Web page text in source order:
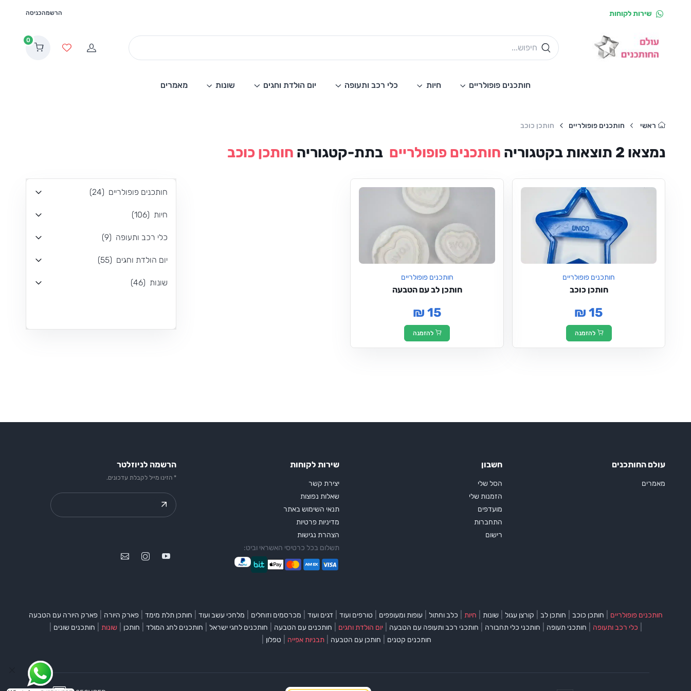
שירות לקוחות הרשמהכניסה
הרשמהמועדפים
0
חותכנים פופולריים חיות כלי רכב ותעופה יום הולדת וחגים שונות מאמרים
ראשי חותכנים פופולריים חותכן כוכב
נמצאו 2 תוצאות בקטגוריה חותכנים פופולריים בתת-קטגוריה חותכן כוכב
חותכנים פופולריים
חותכן כוכב
₪ 15
להזמנה
חותכנים פופולריים
חותכן לב עם הטבעה
₪ 15
להזמנה
חותכנים פופולריים (
24
)
חיות (
106
)
כלי רכב ותעופה (
9
)
יום הולדת וחגים (
55
)
שונות (
46
)
עולם החותכנים
מאמרים
חשבון
הסל שלי
הזמנות שלי
מועדפים
התחברות
רישום
שירות לקוחות
יצירת קשר
שאלות נפוצות
תנאי השימוש באתר
מדיניות פרטיות
הצהרת נגישות
תשלום בכל כרטיסי האשראי וביט:
הרשמה לניוזלטר
* הזינו מייל לקבלת עדכונים.
חותכנים פופולריים חותכן כוכב חותכן לב קורצן עגול שונות חיות כלב וחתול עופות ומעופפים טורפים ועוד דגים ועוד מכרסמים וזוחלים מלחכי עשב ועוד חותכן תלת מימד פארק היורה פארק היורה עם הטבעה
כלי רכב ותעופה חותכני תעופה חותכני כלי תחבורה חותכני רכב ותעופה עם הטבעה יום הולדת וחגים חותכנים עם הטבעה חותכנים לחגי ישראל חותכנים לחג המולד חותכן שונות חותכנים שונים
חותכנים קטנים חותכן עם הטבעה תבניות אפייה טפלון